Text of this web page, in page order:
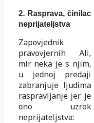
2. Rasprava, činilac
neprijateljstva
Zapovjednik
pravovjernih Ali,
mir neka je s njim,
u jednoj predaji
zabranjuje ljudima
raspravljanje jer je
ono uzrok
neprijateljstva: